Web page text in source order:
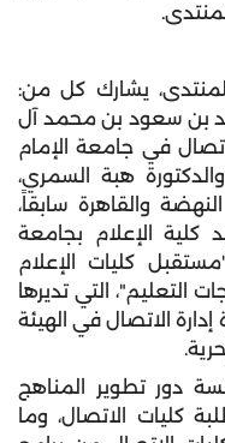
يشارك كل من:
بن سعود بن محمد آل
في جامعة الإمام
هبة السمري،
والقاهرة سابقاً،
كلية الإعلام بجامعة
كليات الإعلام
التعليم"، التي تديرها
الاتصال في الهيئة
دور تطوير المناهج
كليات الاتصال، وما